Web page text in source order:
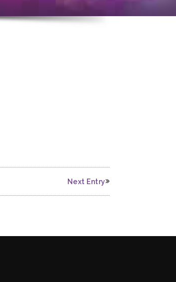
Next Entry